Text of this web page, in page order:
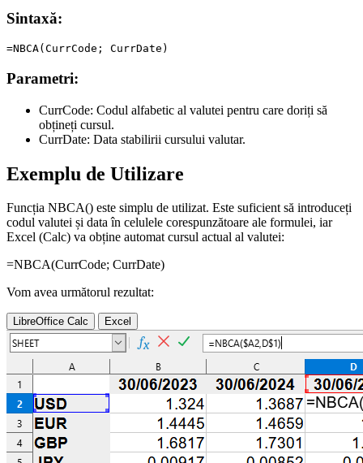
Sintaxă:
Parametri:
CurrCode: Codul alfabetic al valutei pentru care doriți să
obțineți cursul.
CurrDate: Data stabilirii cursului valutar.
Exemplu de Utilizare
Funcția NBCA() este simplu de utilizat. Este suficient să introduceți
codul valutei și data în celulele corespunzătoare ale formulei, iar
Excel (Calc) va obține automat cursul actual al valutei:
=NBCA(CurrCode; CurrDate)
Vom avea următorul rezultat:
LibreOffice Calc Excel